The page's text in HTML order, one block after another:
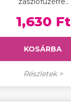
1,630 Ft
KOSÁRBA
Részletek >